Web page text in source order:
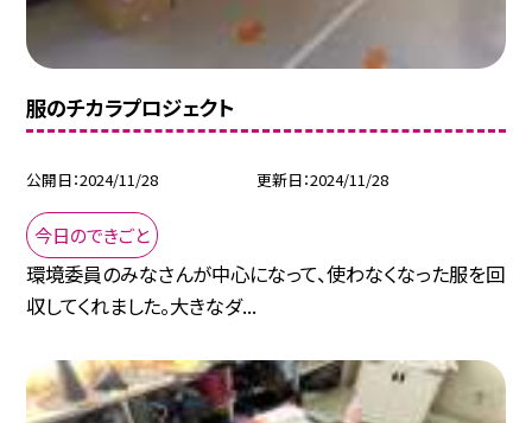
服のチカラプロジェクト
公開日 2024/11/28 更新日 2024/11/28
今日のできごと
環境委員のみなさんが中心になって、使わなくなった服を回
収してくれました。大きなダ...